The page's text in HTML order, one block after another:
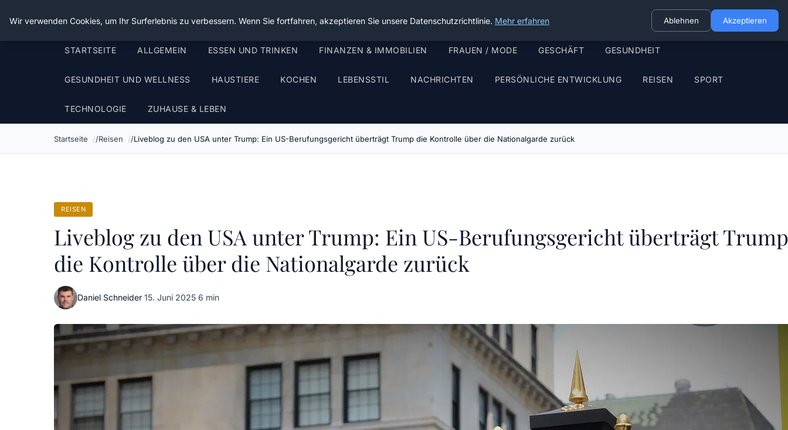
Die Schnitter
STARTSEITE ALLGEMEIN ESSEN UND TRINKEN FINANZEN & IMMOBILIEN FRAUEN / MODE GESCHÄFT GESUNDHEIT
GESUNDHEIT UND WELLNESS HAUSTIERE KOCHEN LEBENSSTIL NACHRICHTEN PERSÖNLICHE ENTWICKLUNG REISEN SPORT
TECHNOLOGIE ZUHAUSE & LEBEN
Startseite Reisen Liveblog zu den USA unter Trump: Ein US-Berufungsgericht überträgt Trump die Kontrolle über die Nationalgarde zurück
REISEN
Liveblog zu den USA unter Trump: Ein US-Berufungsgericht überträgt Trump
die Kontrolle über die Nationalgarde zurück
Daniel Schneider·15. Juni 2025·6 min
Wir verwenden Cookies, um Ihr Surferlebnis zu verbessern. Wenn Sie fortfahren, akzeptieren Sie unsere Datenschutzrichtlinie. Mehr erfahren Ablehnen Akzeptieren